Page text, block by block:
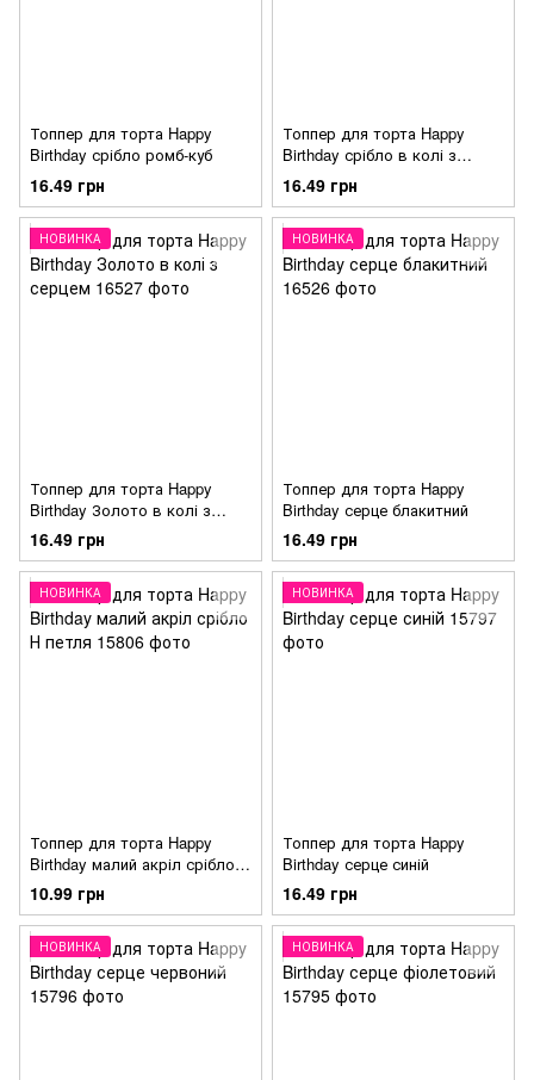
Топпер для торта Happy
Birthday срібло ромб-куб
16.49 грн
Топпер для торта Happy
Birthday срібло в колі з
серцем
16.49 грн
НОВИНКА
Топпер для торта Happy
Birthday Золото в колі з
серцем
16.49 грн
НОВИНКА
Топпер для торта Happy
Birthday серце блакитний
16.49 грн
НОВИНКА
Топпер для торта Happy
Birthday малий акріл срібло Н
петля
10.99 грн
НОВИНКА
Топпер для торта Happy
Birthday серце синій
16.49 грн
НОВИНКА НОВИНКА